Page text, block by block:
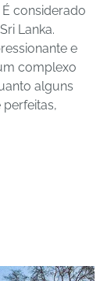
considerado
Lanka.
e
complexo
alguns